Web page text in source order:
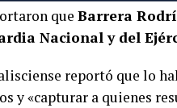
que Barrera
Nacional y del
reportó que lo
y «capturar a quienes